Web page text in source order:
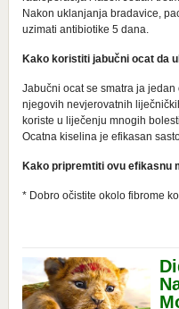
Nakon uklanjanja bradavice,
uzimati antibiotike 5 dana.
Kako koristiti jabučni ocat da
Jabučni ocat se smatra ja
njegovih nevjerovatnih
koriste u liječenju mnogih
Ocatna kiselina je efikasan
Kako pripremtiti ovu efikasnu
* Dobro očistite okolo fibrome